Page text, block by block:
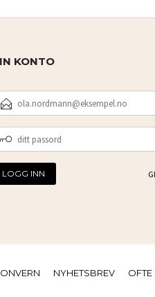
KONTO
NYHETSBREV OFTE